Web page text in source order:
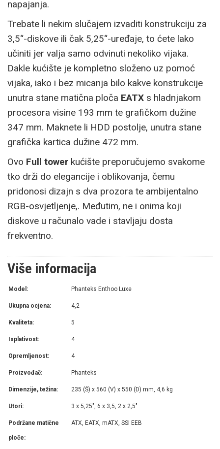
napajanja.
Trebate li nekim slučajem izvaditi konstrukciju za
3,5“-diskove ili čak 5,25“-uređaje, to ćete lako
učiniti jer valja samo odvinuti nekoliko vijaka.
Dakle kućište je kompletno složeno uz pomoć
vijaka, iako i bez micanja bilo kakve konstrukcije
unutra stane matična ploča EATX s hladnjakom
procesora visine 193 mm te grafičkom dužine
347 mm. Maknete li HDD postolje, unutra stane
grafička kartica dužine 472 mm.
Ovo Full tower kućište preporučujemo svakome
tko drži do elegancije i oblikovanja, čemu
pridonosi dizajn s dva prozora te ambijentalno
RGB-osvjetljenje,. Međutim, ne i onima koji
diskove u računalo vade i stavljaju dosta
frekventno.
Više informacija
Model: Phanteks Enthoo Luxe
Ukupna ocjena: 4,2
Kvaliteta: 5
Isplativost: 4
Opremljenost: 4
Proizvođač: Phanteks
Dimenzije, težina: 235 (Š) x 560 (V) x 550 (D) mm, 4,6 kg
Utori: 3 x 5,25", 6 x 3,5, 2 x 2,5"
Podržane matične
ploče:
ATX, EATX, mATX, SSI EEB